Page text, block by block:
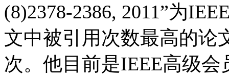
(8)2378-2386, 2011”为
文中被引用次数最高的论
次。他目前是IEEE高级